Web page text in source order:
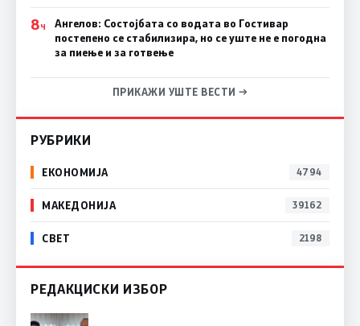
8Ч
Ангелов: Состојбата со водата во Гостивар
постепено се стабилизира, но се уште не е погодна
за пиење и за готвење
ПРИКАЖИ УШТЕ ВЕСТИ →
РУБРИКИ
ЕКОНОМИЈА 4794
МАКЕДОНИЈА 39162
СВЕТ 2198
РЕДАКЦИСКИ ИЗБОР